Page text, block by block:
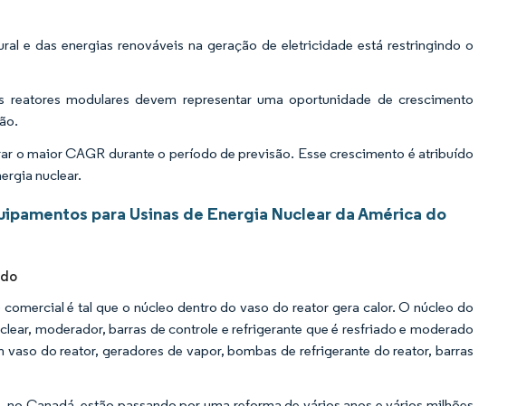
e das energias renováveis na geração de eletricidade está restringindo o
modulares devem representar uma oportunidade de crescimento
o maior CAGR durante o período de previsão. Esse crescimento é atribuído
nuclear.
para Usinas de Energia Nuclear da América do
é tal que o núcleo dentro do vaso do reator gera calor. O núcleo do
moderador, barras de controle e refrigerante que é resfriado e moderado
do reator, geradores de vapor, bombas de refrigerante do reator, barras